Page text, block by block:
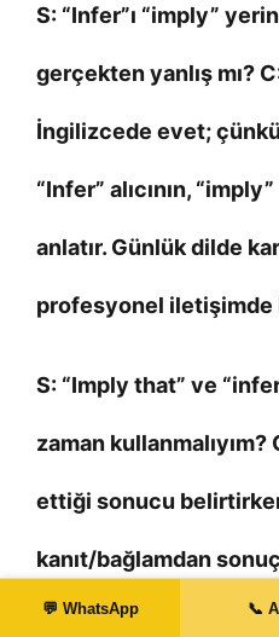
S: “Infer”ı “imply”
gerçekten yanlış mı?
İngilizcede evet;
“Infer” alıcının,
anlatır. Günlük dilde
profesyonel iletişimde
S: “Imply that” ve
zaman kullanmalıyım?
ettiği sonucu
kanıt/bağlamdan
from… (that)…”
💬 WhatsApp 📞